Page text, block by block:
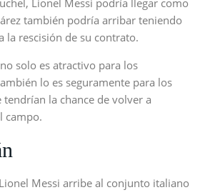
Lionel Messi podría llegar como
también podría arribar teniendo
la rescisión de su contrato.
solo es atractivo para los
lo es seguramente para los
la chance de volver a
campo.
Messi arribe al conjunto italiano